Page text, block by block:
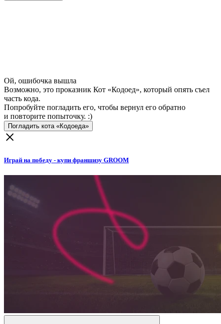
Ой, ошибочка вышла
Возможно, это проказник Кот «Кодоед», который опять съел
часть кода.
Попробуйте погладить его, чтобы вернул его обратно
и повторите попыточку. :)
Погладить кота «Кодоеда»
Играй на победу - купи франшизу GROOM